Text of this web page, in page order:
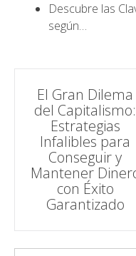
Descubre las
según…
Navegación
de
entradas
El Gran Dilema
del Capitalismo:
Estrategias
Infalibles para
Conseguir y
Mantener
con Éxito
Garantizado
Escribe tu correo electrónico…